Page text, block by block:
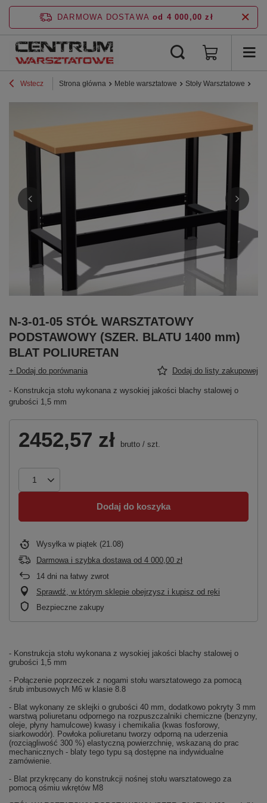
DARMOWA DOSTAWA od 4 000,00 zł
Wstecz Strona główna Meble warsztatowe Stoły Warsztatowe
N-3-01-05 STÓŁ WARSZTATOWY
PODSTAWOWY (SZER. BLATU 1400 mm)
BLAT POLIURETAN
+ Dodaj do porównania Dodaj do listy zakupowej
- Konstrukcja stołu wykonana z wysokiej jakości blachy stalowej o
grubości 1,5 mm
2452,57 zł brutto / szt.
Dodaj do koszyka
Wysyłka w piątek (21.08)
Darmowa i szybka dostawa od 4 000,00 zł
14 dni na łatwy zwrot
Sprawdź, w którym sklepie obejrzysz i kupisz od ręki
Bezpieczne zakupy
- Konstrukcja stołu wykonana z wysokiej jakości blachy stalowej o
grubości 1,5 mm
- Połączenie poprzeczek z nogami stołu warsztatowego za pomocą
śrub imbusowych M6 w klasie 8.8
- Blat wykonany ze sklejki o grubości 40 mm, dodatkowo pokryty 3 mm
warstwą poliuretanu odpornego na rozpuszczalniki chemiczne (benzyny,
oleje, płyny hamulcowe) kwasy i chemikalia (kwas fosforowy,
siarkowodór). Powłoka poliuretanu tworzy odporną na uderzenia
(rozciągliwość 300 %) elastyczną powierzchnię, wskazaną do prac
mechanicznych - blaty tego typu są dostępne na indywidualne
zamówienie.
- Blat przykręcany do konstrukcji nośnej stołu warsztatowego za
pomocą ośmiu wkrętów M8